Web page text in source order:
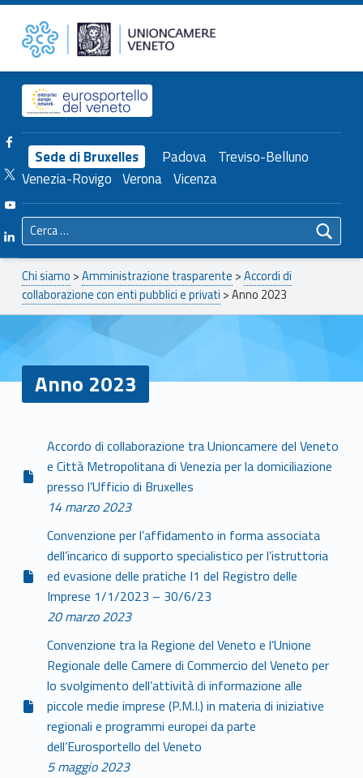
Anno 2023 – Unioncamere del Veneto Unioncamere del Veneto
Header info sidebar
Sede di Bruxelles Padova Treviso-Belluno
Venezia-Rovigo Verona Vicenza
Facebook Unioncamere Veneto
Twitter Unioncamere Veneto
Youtube Unioncamere Veneto
Linkedin Unioncamere Veneto
Ricerca per:
Breadcrumbs navigation
Chi siamo >Amministrazione trasparente >Accordi di
collaborazione con enti pubblici e privati >Anno 2023
Anno 2023
n
2
Accordo di collaborazione tra Unioncamere del Veneto
e Città Metropolitana di Venezia per la domiciliazione
presso l’Ufficio di Bruxelles
14 marzo 2023
Convenzione per l’affidamento in forma associata
dell’incarico di supporto specialistico per l’istruttoria
ed evasione delle pratiche I1 del Registro delle
Imprese 1/1/2023 – 30/6/23
20 marzo 2023
Convenzione tra la Regione del Veneto e l’Unione
Regionale delle Camere di Commercio del Veneto per
lo svolgimento dell’attività di informazione alle
piccole medie imprese (P.M.I.) in materia di iniziative
regionali e programmi europei da parte
dell’Eurosportello del Veneto
5 maggio 2023